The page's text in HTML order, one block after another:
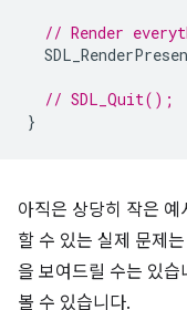
// Render
// SDL_Quit();
}
아직은 상당히 작은
할 수 있는 실제 문제
을 보여드릴 수는 있
볼 수 있습니다.